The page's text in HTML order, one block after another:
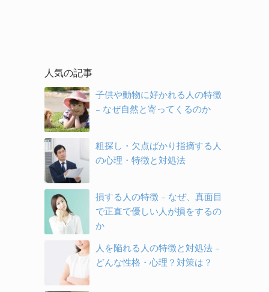
人気の記事
子供や動物に好かれる人の特徴
– なぜ自然と寄ってくるのか
粗探し・欠点ばかり指摘する人
の心理・特徴と対処法
損する人の特徴 – なぜ、真面目
で正直で優しい人が損をするの
か
人を陥れる人の特徴と対処法 –
どんな性格・心理？対策は？